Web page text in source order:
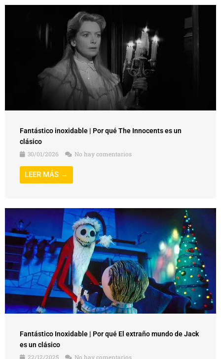
Fantástico inoxidable | Por qué The Innocents es un
clásico
30/01/2026
No hay comentarios
LEER MÁS →
Fantástico Inoxidable | Por qué El extraño mundo de Jack
es un clásico
22/12/2025
No hay comentarios